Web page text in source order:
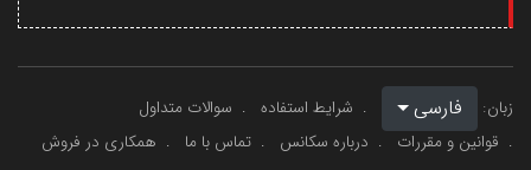
زبان: فارسی شرایط استفاده
سوالات متداول
قوانین و مقررات
درباره سکانس تماس با ما همکاری در فروش